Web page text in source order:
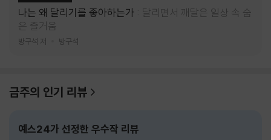
나는 왜 달리기를 좋아하는가
달리면서 깨달은 일상 속 숨
은 즐거움
방구석 저 방구석
금주의 인기 리뷰
예스24가 선정한 우수작 리뷰